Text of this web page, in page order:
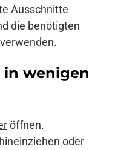
Ausschnitte
die benötigten
wenigen
öffnen.
oder